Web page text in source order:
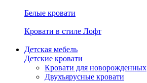
Белые кровати
Кровати в стиле Лофт
Детская мебель
Детские кровати
Кровати для новорожденных
Двухъярусные кровати